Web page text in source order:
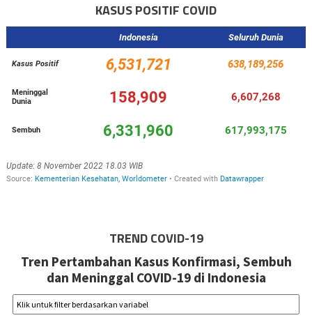
KASUS POSITIF COVID
TREND COVID-19